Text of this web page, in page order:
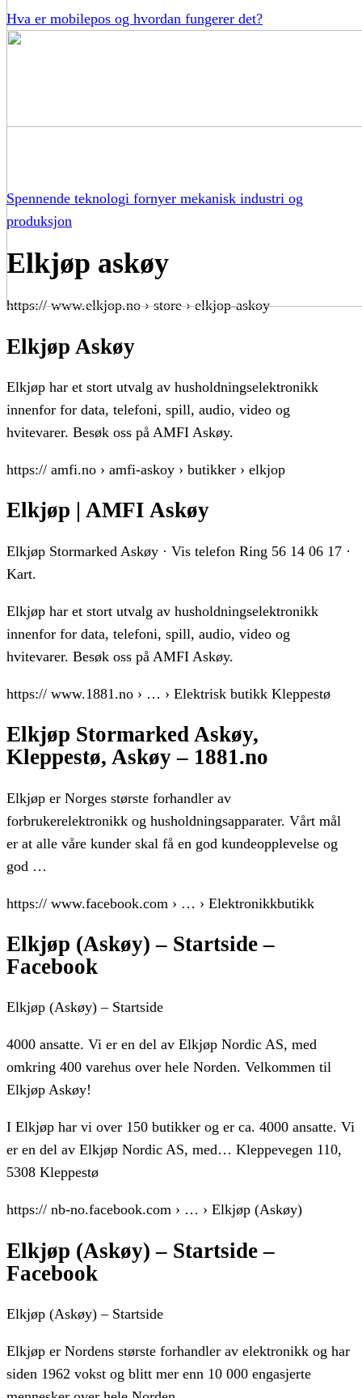
Hva er mobilepos og hvordan fungerer det?
Spennende teknologi fornyer mekanisk industri og
produksjon
Elkjøp askøy
https:// www.elkjop.no › store › elkjop-askoy
Elkjøp Askøy
Elkjøp har et stort utvalg av husholdningselektronikk
innenfor for data, telefoni, spill, audio, video og
hvitevarer. Besøk oss på AMFI Askøy.
https:// amfi.no › amfi-askoy › butikker › elkjop
Elkjøp | AMFI Askøy
Elkjøp Stormarked Askøy · Vis telefon Ring 56 14 06 17 ·
Kart.
Elkjøp har et stort utvalg av husholdningselektronikk
innenfor for data, telefoni, spill, audio, video og
hvitevarer. Besøk oss på AMFI Askøy.
https:// www.1881.no › … › Elektrisk butikk Kleppestø
Elkjøp Stormarked Askøy,
Kleppestø, Askøy – 1881.no
Elkjøp er Norges største forhandler av
forbrukerelektronikk og husholdningsapparater. Vårt mål
er at alle våre kunder skal få en god kundeopplevelse og
god …
https:// www.facebook.com › … › Elektronikkbutikk
Elkjøp (Askøy) – Startside –
Facebook
Elkjøp (Askøy) – Startside
4000 ansatte. Vi er en del av Elkjøp Nordic AS, med
omkring 400 varehus over hele Norden. Velkommen til
Elkjøp Askøy!
I Elkjøp har vi over 150 butikker og er ca. 4000 ansatte. Vi
er en del av Elkjøp Nordic AS, med… Kleppevegen 110,
5308 Kleppestø
https:// nb-no.facebook.com › … › Elkjøp (Askøy)
Elkjøp (Askøy) – Startside –
Facebook
Elkjøp (Askøy) – Startside
Elkjøp er Nordens største forhandler av elektronikk og har
siden 1962 vokst og blitt mer enn 10 000 engasjerte